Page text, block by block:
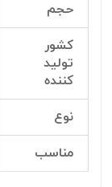
حجم
کشور
تولید
کننده
نوع
مناسب